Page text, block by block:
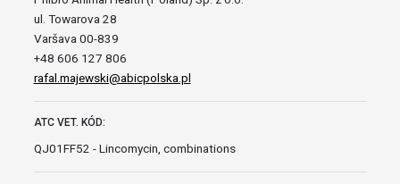
ul. Towarova 28
Varšava 00-839
+48 606 127 806
rafal.majewski@abicpolska.pl
ATC VET. KÓD:
QJ01FF52 - Lincomycin, combinations